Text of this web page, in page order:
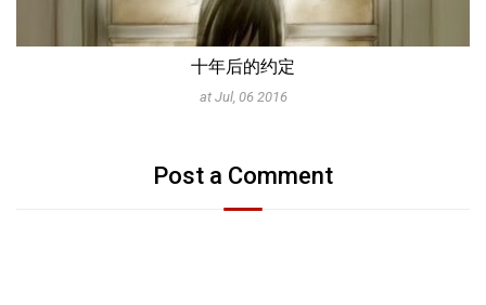
十年后的约定
at Jul, 06 2016
Post a Comment